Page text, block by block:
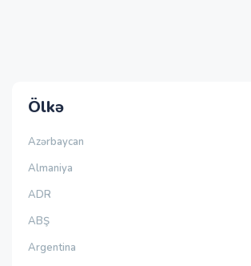
Ölkə
Azərbaycan
Almaniya
ADR
ABŞ
Argentina